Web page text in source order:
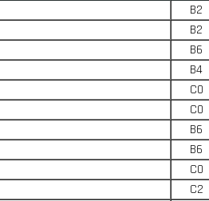
B2
B2
B6
B4
C0
C0
B6
B6
C0
C2